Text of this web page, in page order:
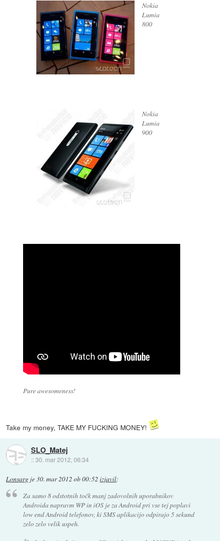
Nokia
Lumia
800
Nokia
Lumia
900
Pure awesomeness!
Take my money, TAKE MY FUCKING MONEY!
SLO_Matej
::30. mar 2012, 06:34
Lonsarg je30. mar 2012 ob 00:52 izjavil:
Za samo 8 odstotnih točk manj zadovolnih uporabnikov
Androida napravm WP in iOS je za Android pri vse tej poplavi
low end Android telefonov, ki SMS aplikacijo odpirajo 5 sekund
zelo zelo velik uspeh.